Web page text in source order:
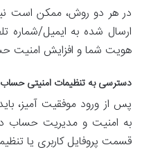
ارسال شده به ایمیل/شماره
هویت شما و افزایش
دسترسی به تنظیمات امنیتی حساب
پس از ورود موفقیت آمیز،
به امنیت و مدیریت حساب
قسمت پروفایل کاربری یا